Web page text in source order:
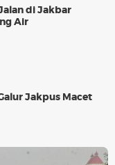
di Jakbar
Air
Jakpus Macet